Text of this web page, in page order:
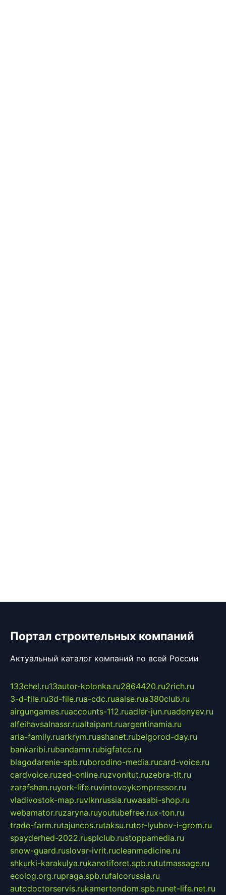
Портал строительных компаний
Актуальный каталог компаний по всей России
133chel.ru13autor-kolonka.ru2864420.ru2rich.ru
3-d-file.ru3d-file.rua-cdc.ruaalse.rua380club.ru
airgungames.ruaccounts-112.ruadler-jun.ruadonyev.ru
alfeihavsalnassr.rualtaipant.ruargentinamia.ru
aria-family.ruarkrym.ruashanet.rubelgorod-day.ru
bankaribi.rubandamn.rubigfatcc.ru
blagodarenie-spb.ruborodino-media.rucard-voice.ru
cardvoice.ruzed-online.ruzvonitut.ruzebra-tlt.ru
zarafshan.ruyork-life.ruvintovoykompressor.ru
vladivostok-map.ruvlknrussia.ruwasabi-shop.ru
webamator.ruzaryna.ruyoutubefree.rux-ton.ru
trade-farm.rutajuncos.rutaksu.rutor-lyubov-i-grom.ru
spayderhed-2022.rusplclub.rustoppamedia.ru
snow-guard.ruslovar-ivrit.rucleanmedicine.ru
shkurki-karakulya.rukanotiforet.spb.rututmassage.ru
ecolog.org.rupraga.spb.rufalcorussia.ru
autodoctorservis.rukamertondom.spb.runet-life.net.ru